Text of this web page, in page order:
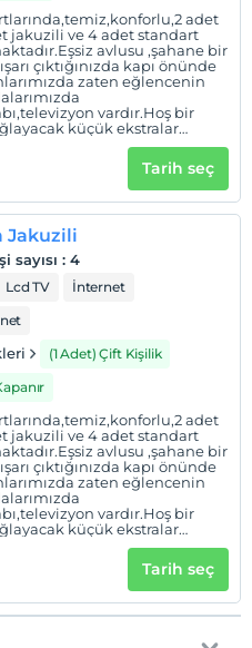
ücretsizdir.
1 çocuk ücretsizdir
adet
jakuzili ve 4 adet standart
avlusu ,şahane bir
çıktığınızda kapı önünde
zaten eğlencenin
vardır.Hoş bir
küçük ekstralar
erişimi,saç kurutma
çaylarımız mevcuttur.
Tarih seç
Jakuzili
sayısı : 4
Lcd TV
İnternet
(1 Adet) Çift Kişilik
adet
jakuzili ve 4 adet standart
avlusu ,şahane bir
çıktığınızda kapı önünde
zaten eğlencenin
vardır.Hoş bir
küçük ekstralar
erişimi,saç kurutma
çaylarımız mevcuttur.
Tarih seç